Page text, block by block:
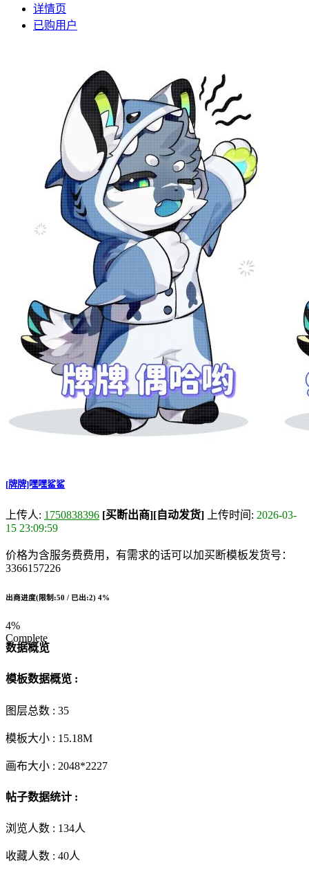
详情页
已购用户
[牌牌]嘿嘿鲨鲨
上传人: 1750838396 [买断出商][自动发货] 上传时间: 2026-03-
15 23:09:59
价格为含服务费费用，有需求的话可以加买断模板发货号：
3366157226
出商进度(限制:50 / 已出:2) 4%
4%
Complete
数据概览
模板数据概览 :
图层总数 : 35
模板大小 : 15.18M
画布大小 : 2048*2227
帖子数据统计 :
浏览人数 : 134人
收藏人数 : 40人